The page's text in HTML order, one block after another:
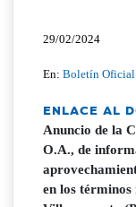
29/02/2024
En:Boletín Oficial
ENLACE AL
Anuncio de la
O.A., de
en los